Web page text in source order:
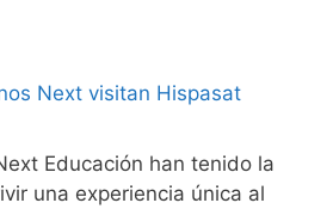
Educación han tenido la
una experiencia única al